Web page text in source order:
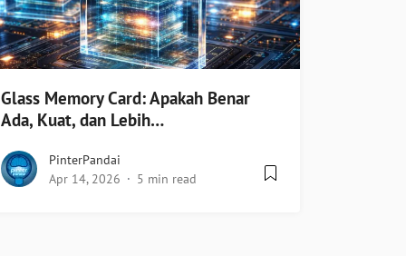
Glass Memory Card: Apakah Benar
Ada, Kuat, dan Lebih…
PinterPandai
Apr 14, 2026
5 min read